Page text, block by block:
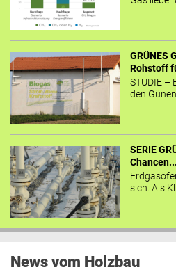
GRÜNES
Rohstoff
STUDIE –
den
SERIE
Chancen...
sich. Als
News vom Holzbau